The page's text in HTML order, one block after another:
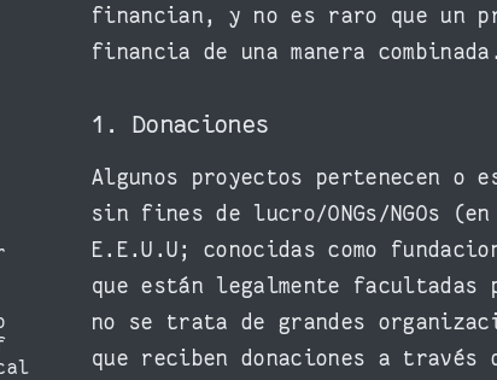
financian, y no es raro que un
financia de una manera combinada.
1. Donaciones
Algunos proyectos pertenecen o
sin fines de lucro/ONGs/NGOs
E.E.U.U; conocidas como
que están legalmente
no se trata de grandes
que reciben donaciones a través